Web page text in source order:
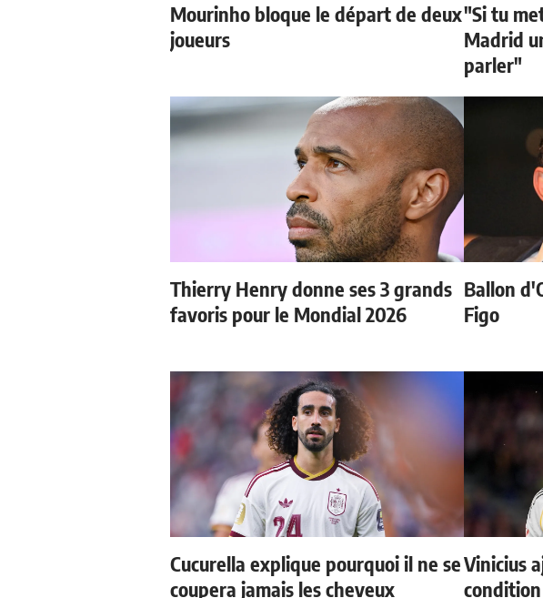
Mourinho bloque le départ de deux
joueurs
"Si tu
Madrid
parler"
Thierry Henry donne ses 3 grands
favoris pour le Mondial 2026
Ballon
Figo
Cucurella explique pourquoi il ne se
coupera jamais les cheveux
Vinicius